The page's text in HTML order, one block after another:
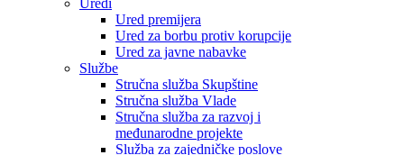
Uredi
Ured premijera
Ured za borbu protiv korupcije
Ured za javne nabavke
Službe
Stručna služba Skupštine
Stručna služba Vlade
Stručna služba za razvoj i
međunarodne projekte
Služba za zajedničke poslove